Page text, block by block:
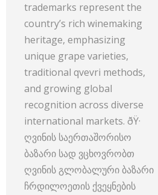
trademarks represent the
country’s rich winemaking
heritage, emphasizing
unique grape varieties,
traditional qvevri methods,
and growing global
recognition across diverse
international markets. ðŸ·
ღვინის საერთაშორისო
ბაზარი სად ვცხოვრობთ
ღვინის გლობალური ბაზარი
ჩრდილოეთის ქვეყნების